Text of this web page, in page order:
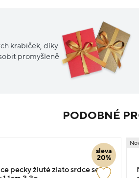
krabiček, díky
promyšleně
PODOBNÉ
sleva
20%
pecky žluté zlato srdce se